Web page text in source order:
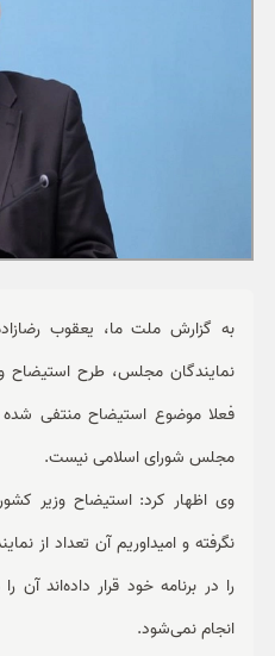
سبک
چند
به گزارش ملت ما، یعقوب
نمایندگان مجلس، طرح استیضاح
فعلا موضوع استیضاح منتفی
مجلس شورای اسلامی نیست.
وی اظهار کرد: استیضاح وزیر
نگرفته و امیداوریم آن تعداد از
را در برنامه خود قرار داده‌اند آن
انجام نمی‌شود.